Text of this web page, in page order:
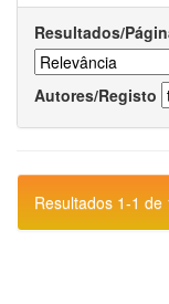
Resultados/
Autores/Registo
Resultados 1-1 de